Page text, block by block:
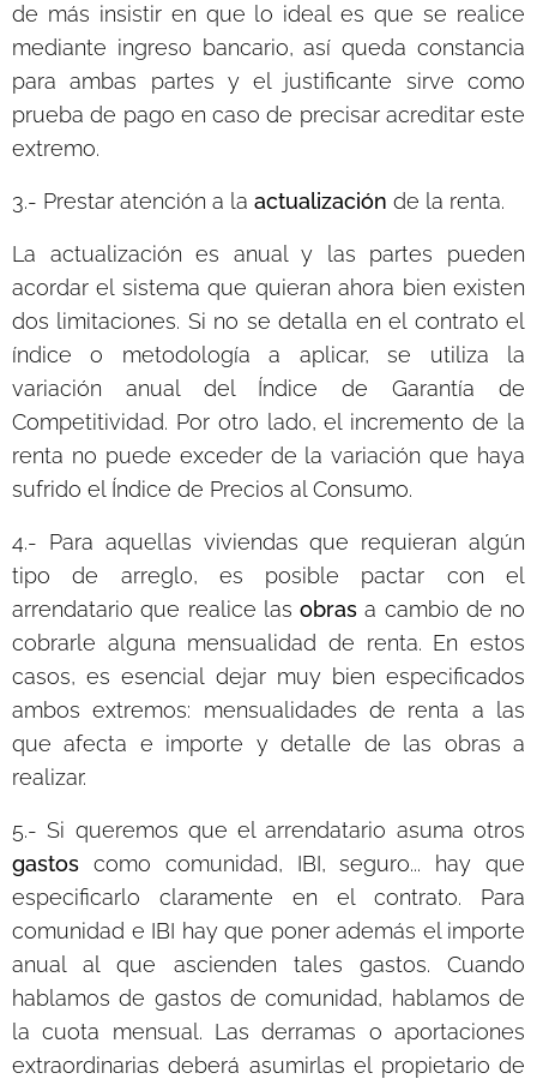
de más insistir en que lo ideal es que se realice
mediante ingreso bancario, así queda constancia
para ambas partes y el justificante sirve como
prueba de pago en caso de precisar acreditar este
extremo.
3.- Prestar atención a la actualización de la renta.
La actualización es anual y las partes pueden
acordar el sistema que quieran ahora bien existen
dos limitaciones. Si no se detalla en el contrato el
índice o metodología a aplicar, se utiliza la
variación anual del Índice de Garantía de
Competitividad. Por otro lado, el incremento de la
renta no puede exceder de la variación que haya
sufrido el Índice de Precios al Consumo.
4.- Para aquellas viviendas que requieran algún
tipo de arreglo, es posible pactar con el
arrendatario que realice las obras a cambio de no
cobrarle alguna mensualidad de renta. En estos
casos, es esencial dejar muy bien especificados
ambos extremos: mensualidades de renta a las
que afecta e importe y detalle de las obras a
realizar.
5.- Si queremos que el arrendatario asuma otros
gastos como comunidad, IBI, seguro... hay que
especificarlo claramente en el contrato. Para
comunidad e IBI hay que poner además el importe
anual al que ascienden tales gastos. Cuando
hablamos de gastos de comunidad, hablamos de
la cuota mensual. Las derramas o aportaciones
extraordinarias deberá asumirlas el propietario de